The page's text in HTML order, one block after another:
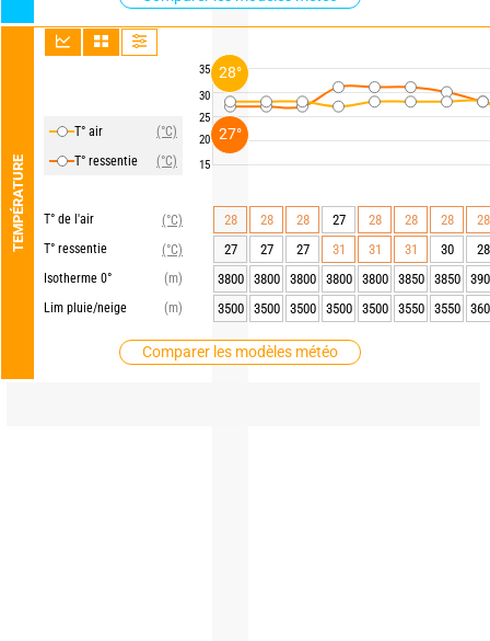
TEMPÉRATURE
T° air
(°C)
T° ressentie
(°C)
T° de l'air
(°C)
T° ressentie
(°C)
Isotherme 0°
(m)
Lim pluie/neige
(m)
Comparer les modèles météo
35
30
25
20
15
28 28 28 27 28 28 28
28
27
27 27 31 31 31 30
28
3800
3800 3800 3800 3800 3850 3850
3500
3500 3500 3500 3500 3550 3550
28°
27°